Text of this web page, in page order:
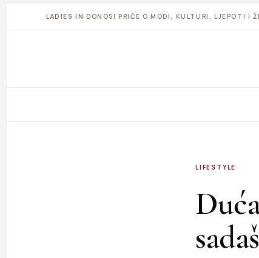
LADIES IN DONOSI PRIČE O MODI, KULTURI, LJEPOTI I
LIFESTYLE